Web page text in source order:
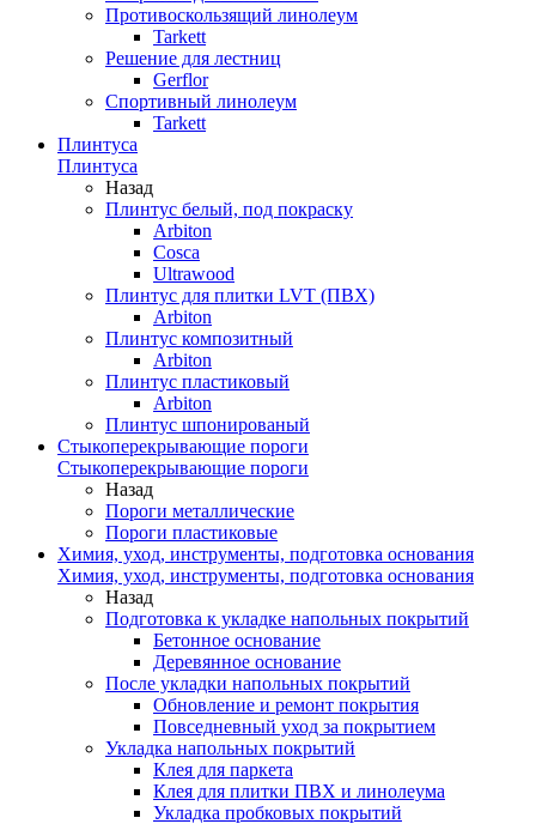
Противоскользящий линолеум
Tarkett
Решение для лестниц
Gerflor
Спортивный линолеум
Tarkett
Плинтуса
Плинтуса
Назад
Плинтус белый, под покраску
Arbiton
Cosca
Ultrawood
Плинтус для плитки LVT (ПВХ)
Arbiton
Плинтус композитный
Arbiton
Плинтус пластиковый
Arbiton
Плинтус шпонированый
Стыкоперекрывающие пороги
Стыкоперекрывающие пороги
Назад
Пороги металлические
Пороги пластиковые
Химия, уход, инструменты, подготовка основания
Химия, уход, инструменты, подготовка основания
Назад
Подготовка к укладке напольных покрытий
Бетонное основание
Деревянное основание
После укладки напольных покрытий
Обновление и ремонт покрытия
Повседневный уход за покрытием
Укладка напольных покрытий
Клея для паркета
Клея для плитки ПВХ и линолеума
Укладка пробковых покрытий